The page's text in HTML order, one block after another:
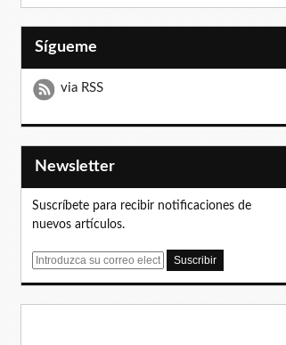
Sígueme
via RSS
Newsletter
Suscríbete para recibir notificaciones de
nuevos artículos.
E